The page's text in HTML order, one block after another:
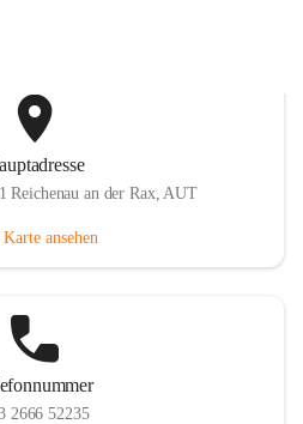
Reichenau an der Rax, AUT
ansehen
2666 52235